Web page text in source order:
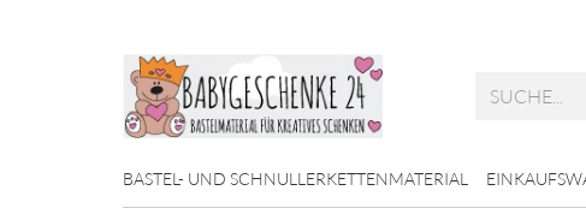
BASTEL- UND SCHNULLERKETTENMATERIAL